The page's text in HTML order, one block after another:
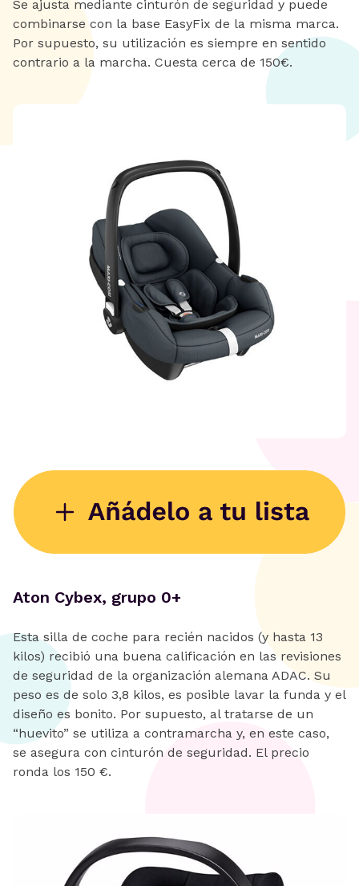
Se ajusta mediante cinturón de seguridad y puede
combinarse con la base EasyFix de la misma marca.
Por supuesto, su utilización es siempre en sentido
contrario a la marcha. Cuesta cerca de 150€.
Aton Cybex, grupo 0+
Esta silla de coche para recién nacidos (y hasta 13
kilos) recibió una buena calificación en las revisiones
de seguridad de la organización alemana ADAC. Su
peso es de solo 3,8 kilos, es posible lavar la funda y el
diseño es bonito. Por supuesto, al tratarse de un
“huevito” se utiliza a contramarcha y, en este caso,
se asegura con cinturón de seguridad. El precio
ronda los 150 €.